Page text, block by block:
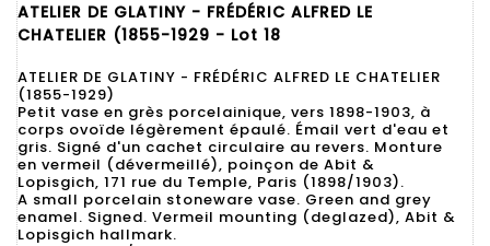
ATELIER DE GLATINY - FRÉDÉRIC ALFRED LE
CHATELIER (1855-1929 - Lot 18
ATELIER DE GLATINY - FRÉDÉRIC ALFRED LE CHATELIER
(1855-1929)
Petit vase en grès porcelainique, vers 1898-1903, à
corps ovoïde légèrement épaulé. Émail vert d'eau et
gris. Signé d'un cachet circulaire au revers. Monture
en vermeil (dévermeillé), poinçon de Abit &
Lopisgich, 171 rue du Temple, Paris (1898/1903).
A small porcelain stoneware vase. Green and grey
enamel. Signed. Vermeil mounting (deglazed), Abit &
Lopisgich hallmark.